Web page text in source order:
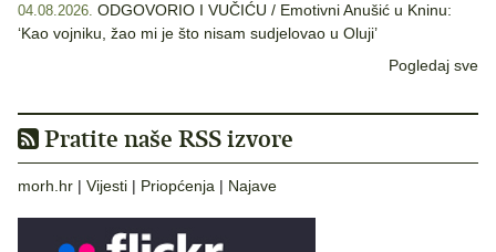
04.08.2026. ODGOVORIO I VUČIĆU / Emotivni Anušić u Kninu:
‘Kao vojniku, žao mi je što nisam sudjelovao u Oluji’
Pogledaj sve
Pratite naše RSS izvore
morh.hr | Vijesti | Priopćenja | Najave